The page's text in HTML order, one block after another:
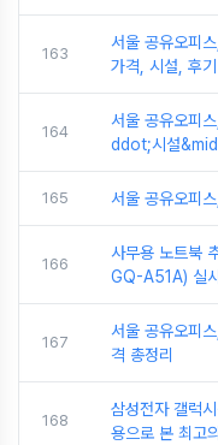
163
서울 공유오피
가격, 시설, 후
164
서울 공유오피
ddot;시설
165 서울 공유오피
166
사무용 노트북
GQ-A51A) 실
167
서울 공유오피
격 총정리
168
삼성전자 갤럭
용으로 본 최고